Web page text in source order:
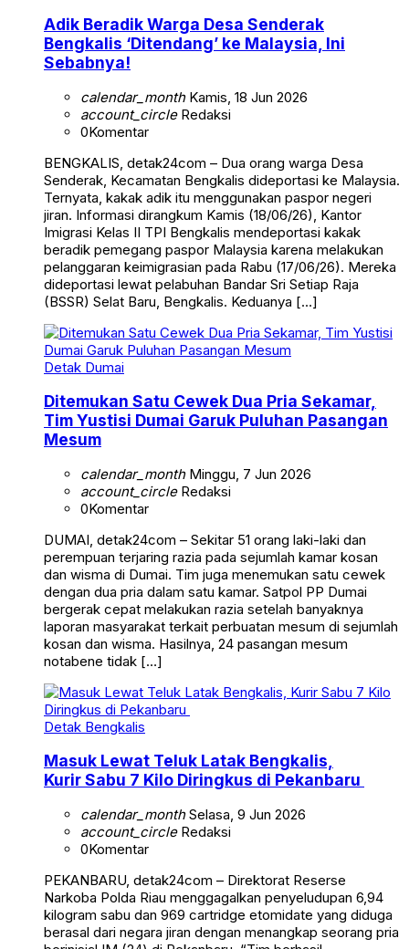
Adik Beradik Warga Desa Senderak
Bengkalis ‘Ditendang’ ke Malaysia, Ini
Sebabnya!
calendar_monthKamis, 18 Jun 2026
account_circleRedaksi
0Komentar
BENGKALIS, detak24com – Dua orang warga Desa
Senderak, Kecamatan Bengkalis dideportasi ke Malaysia.
Ternyata, kakak adik itu menggunakan paspor negeri
jiran. Informasi dirangkum Kamis (18/06/26), Kantor
Imigrasi Kelas II TPI Bengkalis mendeportasi kakak
beradik pemegang paspor Malaysia karena melakukan
pelanggaran keimigrasian pada Rabu (17/06/26). Mereka
dideportasi lewat pelabuhan Bandar Sri Setiap Raja
(BSSR) Selat Baru, Bengkalis. Keduanya […]
Detak Dumai
Ditemukan Satu Cewek Dua Pria Sekamar,
Tim Yustisi Dumai Garuk Puluhan Pasangan
Mesum
calendar_monthMinggu, 7 Jun 2026
account_circleRedaksi
0Komentar
DUMAI, detak24com – Sekitar 51 orang laki-laki dan
perempuan terjaring razia pada sejumlah kamar kosan
dan wisma di Dumai. Tim juga menemukan satu cewek
dengan dua pria dalam satu kamar. Satpol PP Dumai
bergerak cepat melakukan razia setelah banyaknya
laporan masyarakat terkait perbuatan mesum di sejumlah
kosan dan wisma. Hasilnya, 24 pasangan mesum
notabene tidak […]
Detak Bengkalis
Masuk Lewat Teluk Latak Bengkalis,
Kurir Sabu 7 Kilo Diringkus di Pekanbaru
calendar_monthSelasa, 9 Jun 2026
account_circleRedaksi
0Komentar
PEKANBARU, detak24com – Direktorat Reserse
Narkoba Polda Riau menggagalkan penyeludupan 6,94
kilogram sabu dan 969 cartridge etomidate yang diduga
berasal dari negara jiran dengan menangkap seorang pria